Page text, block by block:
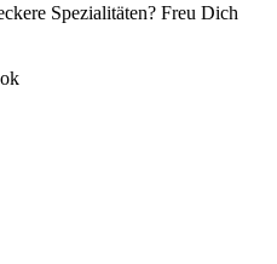
Spezialitäten? Freu Dich